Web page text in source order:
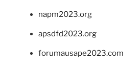
napm2023.org
apsdfd2023.org
forumausape2023.com